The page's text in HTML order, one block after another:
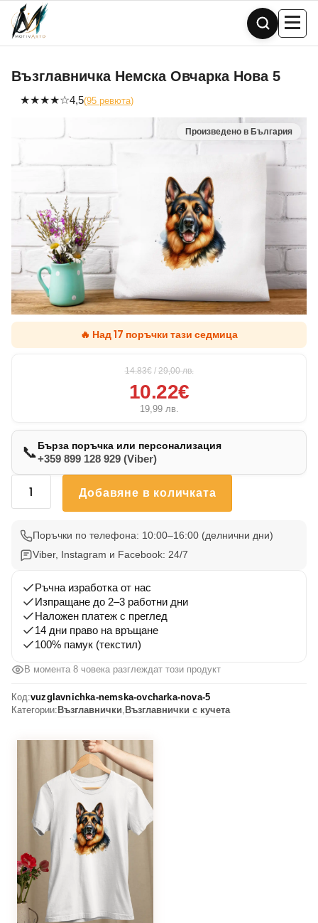
Skip
content
Възглавничка Немска Овчарка Нова 5
★★★★☆4,5(95 ревюта)
🔥 Над 17 поръчки тази седмица
14.83€ / 29,00лв.
10.22€
19,99 лв.
📞Бърза поръчка или персонализация
+359 899 128 929 (Viber)
количество
Възглавничка
Немска
Овчарка
Добавяне в количката
Поръчки по телефона: 10:00–16:00 (делнични дни)
Viber, Instagram и Facebook: 24/7
Ръчна изработка от нас
Изпращане до 2–3 работни дни
Наложен платеж с преглед
14 дни право на връщане
100% памук (текстил)
В момента 8 човека разглеждат този продукт
Код:vuzglavnichka-nemska-ovcharka-nova-5
Категории: Възглавнички, Възглавнички с кучета